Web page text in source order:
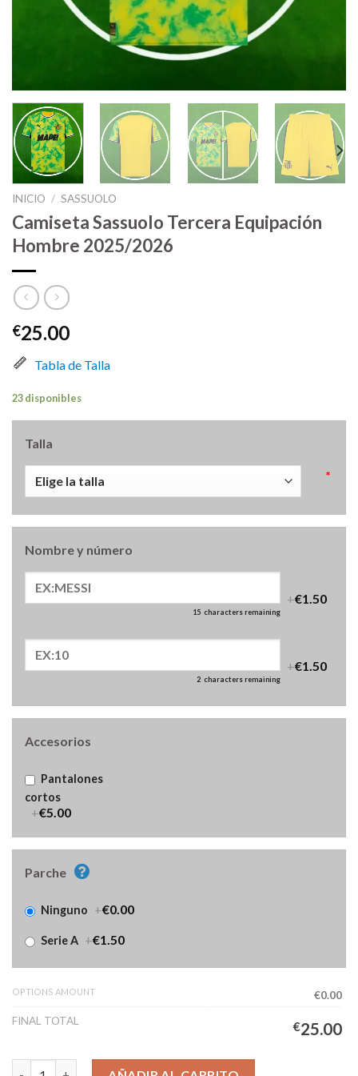
INICIO / SASSUOLO
Camiseta Sassuolo Tercera Equipación
Hombre 2025/2026
€25.00
Tabla de Talla
23 disponibles
Talla
*
Nombre y número
15 characters remaining
+€1.50
2 characters remaining
+€1.50
Accesorios
Pantalones
cortos
+€5.00
Parche
Ninguno +€0.00
Serie A +€1.50
OPTIONS AMOUNT
€0.00
FINAL TOTAL
€25.00
Camiseta Sassuolo Tercera Equipación Hombre 2025/2026